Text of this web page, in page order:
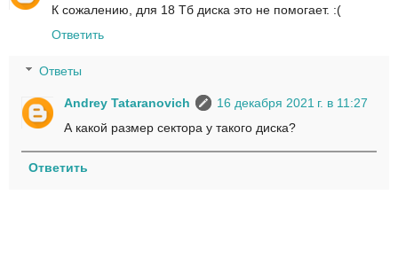
К сожалению, для 18 Тб диска это не помогает. :(
Ответить
Ответы
Andrey Tataranovich
16 декабря 2021 г. в 11:27
А какой размер сектора у такого диска?
Ответить